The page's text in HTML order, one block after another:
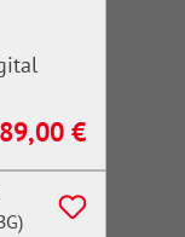
Preis:
€